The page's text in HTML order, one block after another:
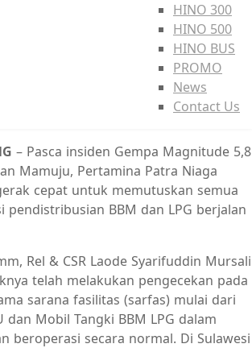
HINO 300
HINO 500
HINO BUS
PROMO
News
Contact Us
– Pasca insiden Gempa Magnitude 5,8
Mamuju, Pertamina Patra Niaga
cepat untuk memutuskan semua
pendistribusian BBM dan LPG berjalan
Rel & CSR Laode Syarifuddin Mursali
telah melakukan pengecekan pada
sarana fasilitas (sarfas) mulai dari
dan Mobil Tangki BBM LPG dalam
beroperasi secara normal. Di Sulawesi